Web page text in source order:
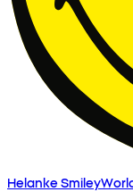
Helanke